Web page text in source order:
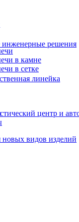
в камне
в сетке
решения
линейка
центр и
новых видов изделий